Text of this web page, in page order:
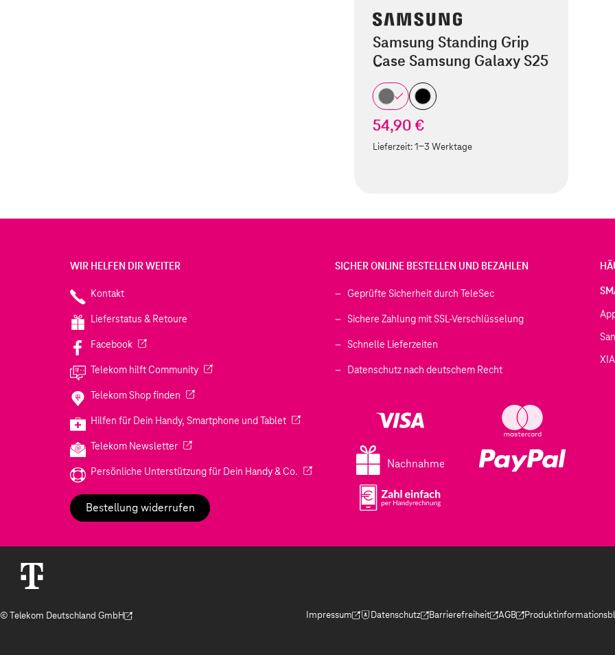
Samsung Standing Grip
Case Samsung Galaxy S25
54,90 €
Lieferzeit:1-3 Werktage
WIR HELFEN DIR WEITER
Kontakt
Lieferstatus & Retoure
Facebook(Wird in einem neuen Tab geöffnet)
Telekom hilft Community(Wird in einem neuen Tab geöffnet)
Telekom Shop finden (Wird in einem neuen Tab geöffnet)
Hilfen für Dein Handy, Smartphone und Tablet(Wird in einem neuen Tab geöffnet)
Telekom Newsletter(Wird in einem neuen Tab geöffnet)
Persönliche Unterstützung für Dein Handy & Co. (Wird in einem neuen Tab geöffnet)
Bestellung widerrufen
SICHER ONLINE BESTELLEN UND BEZAHLEN
Geprüfte Sicherheit durch TeleSec
Sichere Zahlung mit SSL-Verschlüsselung
Schnelle Lieferzeiten
Datenschutz nach deutschem Recht
Nachnahme
© Telekom Deutschland GmbH
(Der Link wird in einem neuen Tab geöffnet)
Impressum
(Der Link wird in einem neuen Tab geöffnet)
Datenschutz
(Der Link wird in einem neuen Tab geöffnet)
Barrierefreiheit
(Der Link wird in einem neuen Tab geöffnet)
AGB
(Der Link wird in einem
(Der Link wird in